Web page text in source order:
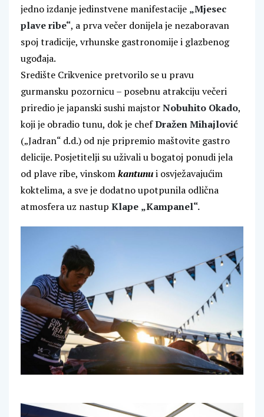
jedno izdanje jedinstvene manifestacije „Mjesec
plave ribe“, a prva večer donijela je nezaboravan
spoj tradicije, vrhunske gastronomije i glazbenog
ugođaja.
Središte Crikvenice pretvorilo se u pravu
gurmansku pozornicu – posebnu atrakciju večeri
priredio je japanski sushi majstorNobuhito Okado,
koji je obradio tunu, dok je chefDražen Mihajlović
(„Jadran“ d.d.) od nje pripremio maštovite gastro
delicije. Posjetitelji su uživali u bogatoj ponudi jela
od plave ribe, vinskomkantunui osvježavajućim
koktelima, a sve je dodatno upotpunila odlična
atmosfera uz nastup Klape „Kampanel“.